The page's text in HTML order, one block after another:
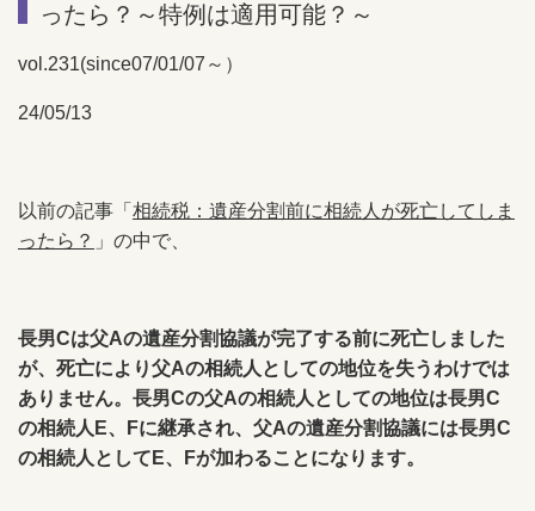
ったら？～特例は適用可能？～
vol.231(since07/01/07～）
24/05/13
以前の記事「 相続税：遺産分割前に相続人が死亡してしま
ったら？ 」の中で、
長男Cは父Aの遺産分割協議が完了する前に死亡しました
が、死亡により父Aの相続人としての地位を失うわけでは
ありません。長男Cの父Aの相続人としての地位は長男C
の相続人E、Fに継承され、父Aの遺産分割協議には長男C
の相続人としてE、Fが加わることになります。